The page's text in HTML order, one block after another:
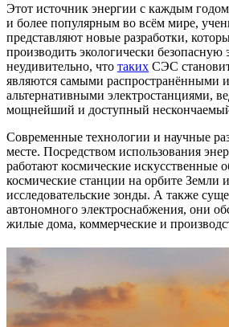
Этот источник энергии с каждым годом
и более популярным во всём мире,
представляют новые разработки,
производить экологически
неудивительно, что таких СЭС
являются самыми распространёнными
альтернативными электростанциями,
мощнейший и доступный
Современные технологии и научные
месте. Посредством использования
работают космические искусственные
космические станции на орбите Земли
исследовательские зонды. А также
автономного электроснабжения, они
жилые дома, коммерческие и